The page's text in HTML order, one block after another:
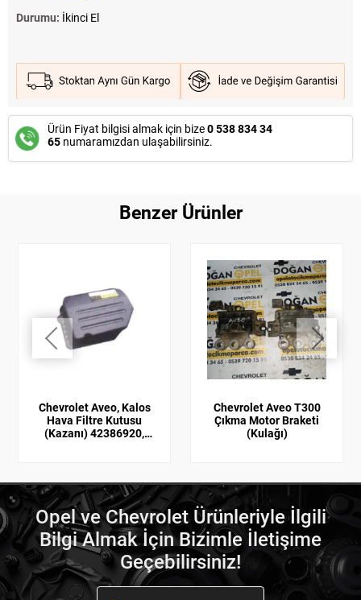
Durumu: İkinci El
Ürün Fiyat bilgisi almak için bize0 538 834 34
65 numaramızdan ulaşabilirsiniz.
Benzer Ürünler
Chevrolet Aveo, Kalos
Hava Filtre Kutusu
(Kazanı) 42386920,
Chevrolet Aveo T300
Çıkma Motor Braketi
(Kulağı)
Opel ve Chevrolet Ürünleriyle İlgili
Bilgi Almak İçin Bizimle İletişime
Geçebilirsiniz!